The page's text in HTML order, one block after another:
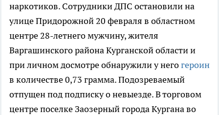
наркотиков. Сотрудники ДПС остановили на
улице Придорожной 20 февраля в областном
центре 28-летнего мужчину, жителя
Варгашинского района Курганской области и
при личном досмотре обнаружили у негогероин
в количестве 0,73 грамма. Подозреваемый
отпущен под подписку о невыезде. В торговом
центре поселке Заозерный города Кургана во